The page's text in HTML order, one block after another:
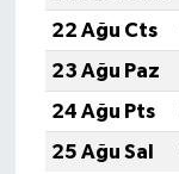
22 Ağu Cts
23 Ağu Paz
24 Ağu Pts
25 Ağu Sal